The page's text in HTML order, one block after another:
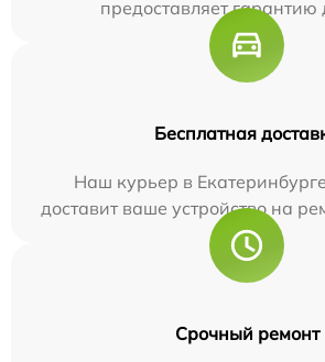
предоставляет гарантию
Бесплатная
Наш курьер в
доставит ваше устройство на
Срочный ремонт